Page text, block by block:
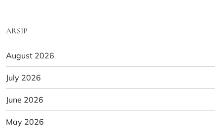
ARSIP
August 2026
July 2026
June 2026
May 2026